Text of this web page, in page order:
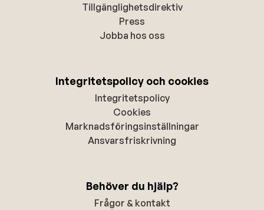
Tillgänglighetsdirektiv
Press
Jobba hos oss
Integritetspolicy och cookies
Integritetspolicy
Cookies
Marknadsföringsinställningar
Ansvarsfriskrivning
Behöver du hjälp?
Frågor & kontakt